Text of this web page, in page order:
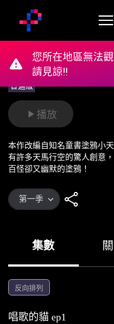
普遍級
播放
本作改編自知名童書塗鴉小
有許多天馬行空的驚人創意
百怪卻又幽默的塗鴉！
第一季
集數
反向排列
唱歌的貓 ep1
您所在地區無法
請見諒!!